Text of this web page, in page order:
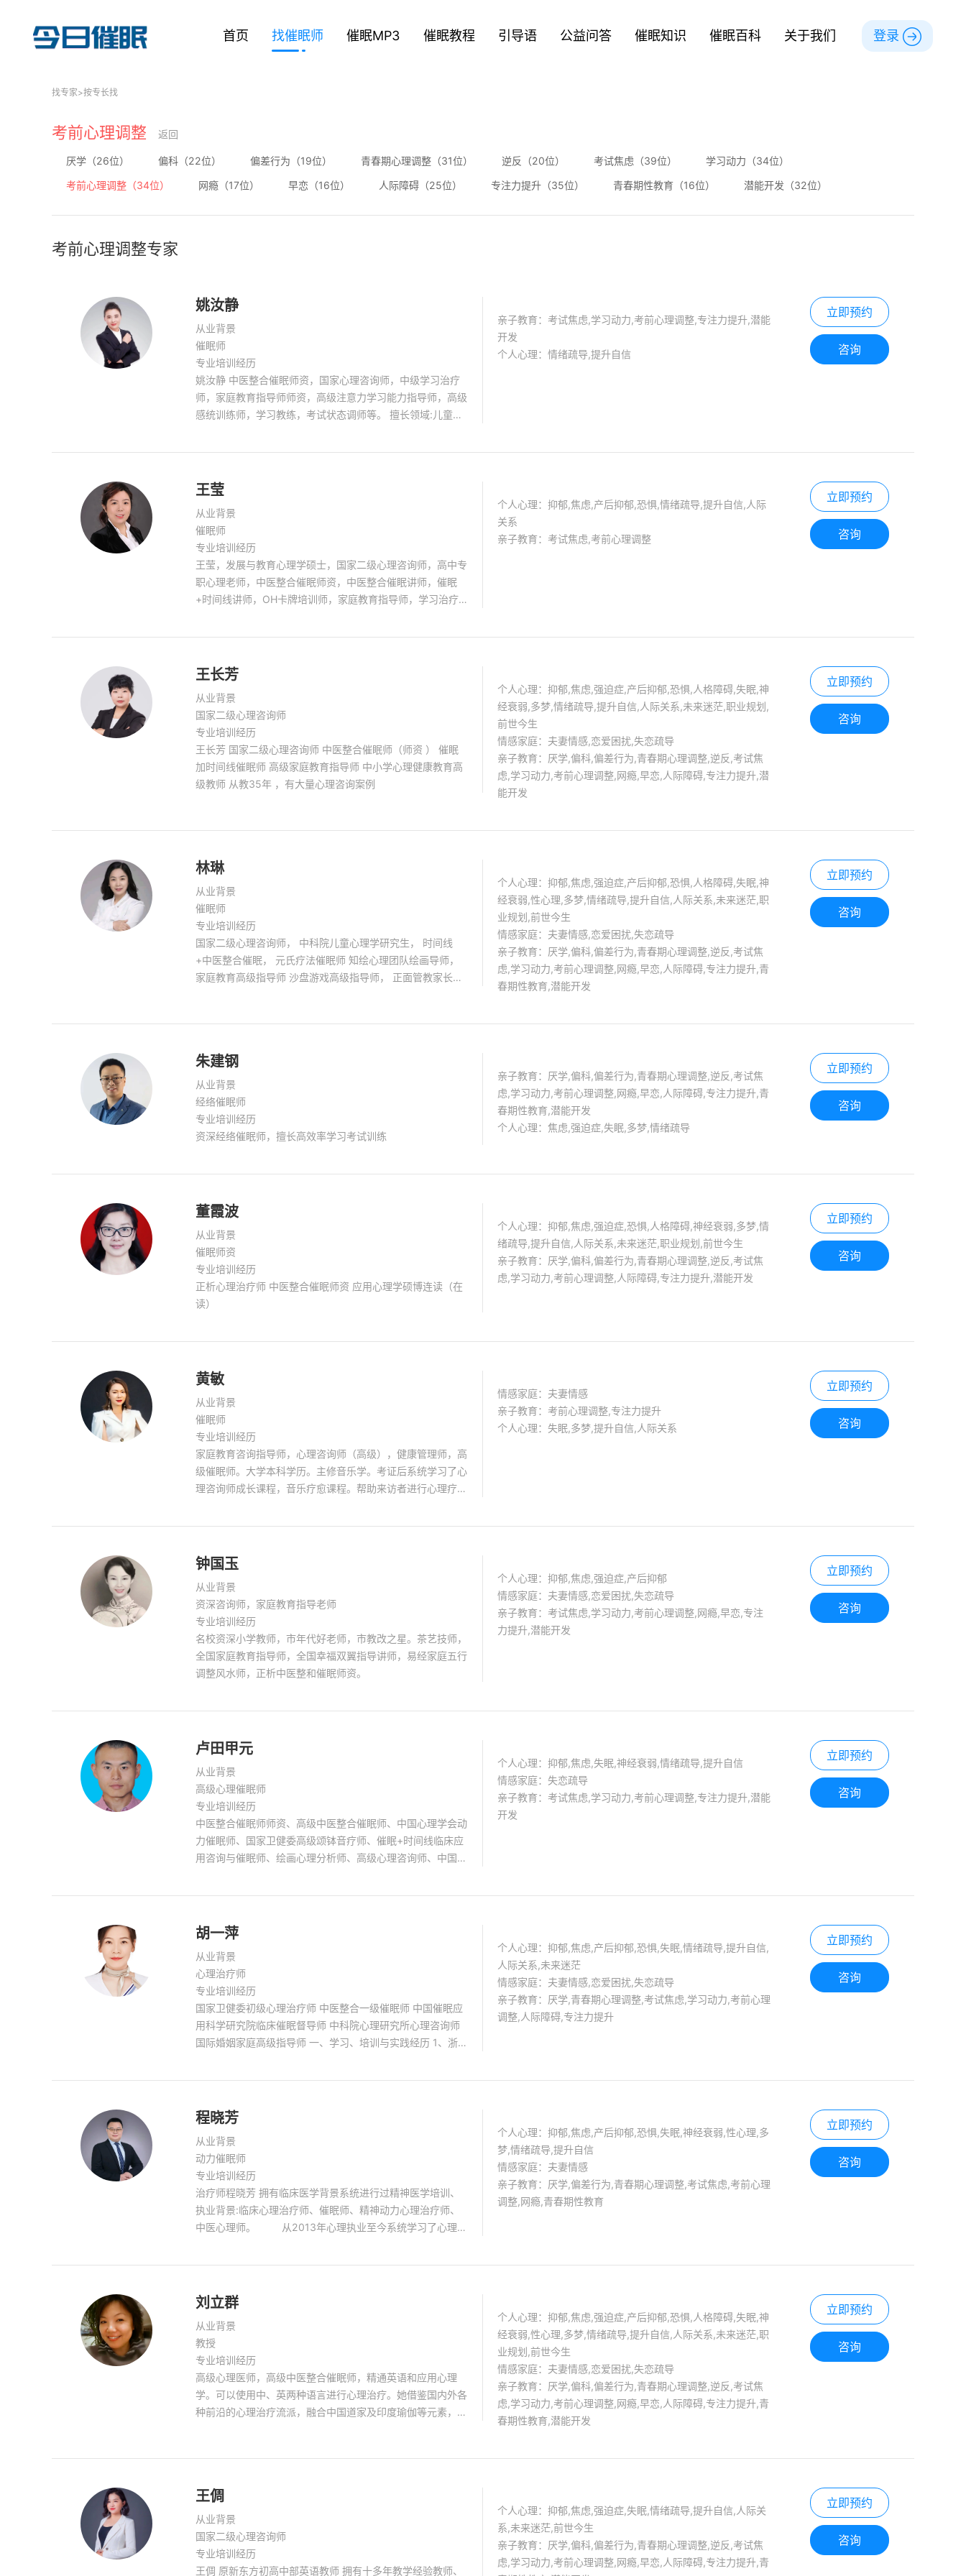
首页 找催眠师 催眠MP3 催眠教程 引导语 公益问答 催眠知识 催眠百科 关于我们 登录
找专家>按专长找
考前心理调整 返回
厌学（26位） 偏科（22位） 偏差行为（19位） 青春期心理调整（31位） 逆反（20位） 考试焦虑（39位）
学习动力（34位）
考前心理调整（34位）
网瘾（17位） 早恋（16位） 人际障碍（25位） 专注力提升（35位） 青春期性教育（16位） 潜能开发（32位）
考前心理调整专家
姚汝静
从业背景
催眠师
专业培训经历
姚汝静 中医整合催眠师资，国家心理咨询师，中级学习治疗
师，家庭教育指导师师资，高级注意力学习能力指导师，高级
感统训练师，学习教练，考试状态调师等。 擅长领域:儿童青
亲子教育：考试焦虑,学习动力,考前心理调整,专注力提升,潜能
开发
个人心理：情绪疏导,提升自信
立即预约
咨询
王莹
从业背景
催眠师
专业培训经历
王莹，发展与教育心理学硕士，国家二级心理咨询师，高中专
职心理老师，中医整合催眠师资，中医整合催眠讲师，催眠
+时间线讲师，OH卡牌培训师，家庭教育指导师，学习治疗
个人心理：抑郁,焦虑,产后抑郁,恐惧,情绪疏导,提升自信,人际
关系
亲子教育：考试焦虑,考前心理调整
立即预约
咨询
王长芳
从业背景
国家二级心理咨询师
专业培训经历
王长芳 国家二级心理咨询师 中医整合催眠师（师资 ） 催眠
加时间线催眠师 高级家庭教育指导师 中小学心理健康教育高
级教师 从教35年 ，有大量心理咨询案例
个人心理：抑郁,焦虑,强迫症,产后抑郁,恐惧,人格障碍,失眠,神
经衰弱,多梦,情绪疏导,提升自信,人际关系,未来迷茫,职业规划,
前世今生
情感家庭：夫妻情感,恋爱困扰,失恋疏导
亲子教育：厌学,偏科,偏差行为,青春期心理调整,逆反,考试焦
虑,学习动力,考前心理调整,网瘾,早恋,人际障碍,专注力提升,潜
能开发
立即预约
咨询
林琳
从业背景
催眠师
专业培训经历
国家二级心理咨询师， 中科院儿童心理学研究生， 时间线
+中医整合催眠， 元氏疗法催眠师 知绘心理团队绘画导师，
家庭教育高级指导师 沙盘游戏高级指导师， 正面管教家长和
个人心理：抑郁,焦虑,强迫症,产后抑郁,恐惧,人格障碍,失眠,神
经衰弱,性心理,多梦,情绪疏导,提升自信,人际关系,未来迷茫,职
业规划,前世今生
情感家庭：夫妻情感,恋爱困扰,失恋疏导
亲子教育：厌学,偏科,偏差行为,青春期心理调整,逆反,考试焦
虑,学习动力,考前心理调整,网瘾,早恋,人际障碍,专注力提升,青
春期性教育,潜能开发
立即预约
咨询
朱建钢
从业背景
经络催眠师
专业培训经历
资深经络催眠师，擅长高效率学习考试训练
亲子教育：厌学,偏科,偏差行为,青春期心理调整,逆反,考试焦
虑,学习动力,考前心理调整,网瘾,早恋,人际障碍,专注力提升,青
春期性教育,潜能开发
个人心理：焦虑,强迫症,失眠,多梦,情绪疏导
立即预约
咨询
董霞波
从业背景
催眠师资
专业培训经历
正析心理治疗师 中医整合催眠师资 应用心理学硕博连读（在
读）
个人心理：抑郁,焦虑,强迫症,恐惧,人格障碍,神经衰弱,多梦,情
绪疏导,提升自信,人际关系,未来迷茫,职业规划,前世今生
亲子教育：厌学,偏科,偏差行为,青春期心理调整,逆反,考试焦
虑,学习动力,考前心理调整,人际障碍,专注力提升,潜能开发
立即预约
咨询
黄敏
从业背景
催眠师
专业培训经历
家庭教育咨询指导师，心理咨询师（高级），健康管理师，高
级催眠师。大学本科学历。主修音乐学。考证后系统学习了心
理咨询师成长课程，音乐疗愈课程。帮助来访者进行心理疗
情感家庭：夫妻情感
亲子教育：考前心理调整,专注力提升
个人心理：失眠,多梦,提升自信,人际关系
立即预约
咨询
钟国玉
从业背景
资深咨询师，家庭教育指导老师
专业培训经历
名校资深小学教师，市年代好老师，市教改之星。茶艺技师，
全国家庭教育指导师，全国幸福双翼指导讲师，易经家庭五行
调整风水师，正析中医整和催眠师资。
个人心理：抑郁,焦虑,强迫症,产后抑郁
情感家庭：夫妻情感,恋爱困扰,失恋疏导
亲子教育：考试焦虑,学习动力,考前心理调整,网瘾,早恋,专注
力提升,潜能开发
立即预约
咨询
卢田甲元
从业背景
高级心理催眠师
专业培训经历
中医整合催眠师师资、高级中医整合催眠师、中国心理学会动
力催眠师、国家卫健委高级颂钵音疗师、催眠+时间线临床应
用咨询与催眠师、绘画心理分析师、高级心理咨询师、中国催
个人心理：抑郁,焦虑,失眠,神经衰弱,情绪疏导,提升自信
情感家庭：失恋疏导
亲子教育：考试焦虑,学习动力,考前心理调整,专注力提升,潜能
开发
立即预约
咨询
胡一萍
从业背景
心理治疗师
专业培训经历
国家卫健委初级心理治疗师 中医整合一级催眠师 中国催眠应
用科学研究院临床催眠督导师 中科院心理研究所心理咨询师
国际婚姻家庭高级指导师 一、学习、培训与实践经历 1、浙江
专家医生助理（2019） 5、杭州市第七医院危机干预中心热
线咨询员（2019） 6、好大夫互联网医院医生助理（2020）
7、职业技能等级证书健康管理师三级（2021） 8、好心情互
联网医院心理治疗师（2021） 9、浙江省儿童青少年心理委
员会咨询师学组（2022） 10、全省社会心理服务信息平台
“浙里心晴”心理咨询师专家团队（2022） 11、精神分析理论
和督导李晓驷师徒班两年（2023） 12、东方心理分析研究院
后选荣格分析师系统培训高级组三年（2023） 13、珍爱心理
案督导，团体体验和团体督导，长程培训， 如：荣格分析心
解梦。短程培训，如： 危机干预、非药物疗法等卫计系统继
教培训。
个人心理：抑郁,焦虑,产后抑郁,恐惧,失眠,情绪疏导,提升自信,
人际关系,未来迷茫
情感家庭：夫妻情感,恋爱困扰,失恋疏导
亲子教育：厌学,青春期心理调整,考试焦虑,学习动力,考前心理
调整,人际障碍,专注力提升
立即预约
咨询
程晓芳
从业背景
动力催眠师
专业培训经历
治疗师程晓芳 拥有临床医学背景系统进行过精神医学培训、
执业背景:临床心理治疗师、催眠师、精神动力心理治疗师、
中医心理师。 从2013年心理执业至今系统学习了心理咨
办的福建微笑天使心理咨询荣获2022年“专业心理咨询室”同
城网络评选大赛，专业心理咨询室第三名。
个人心理：抑郁,焦虑,产后抑郁,恐惧,失眠,神经衰弱,性心理,多
梦,情绪疏导,提升自信
情感家庭：夫妻情感
亲子教育：厌学,偏差行为,青春期心理调整,考试焦虑,考前心理
调整,网瘾,青春期性教育
立即预约
咨询
刘立群
从业背景
教授
专业培训经历
高级心理医师，高级中医整合催眠师，精通英语和应用心理
学。可以使用中、英两种语言进行心理治疗。她借鉴国内外各
种前沿的心理治疗流派，融合中国道家及印度瑜伽等元素，探
瑜伽、正念冥想、意象疗愈！
个人心理：抑郁,焦虑,强迫症,产后抑郁,恐惧,人格障碍,失眠,神
经衰弱,性心理,多梦,情绪疏导,提升自信,人际关系,未来迷茫,职
业规划,前世今生
情感家庭：夫妻情感,恋爱困扰,失恋疏导
亲子教育：厌学,偏科,偏差行为,青春期心理调整,逆反,考试焦
虑,学习动力,考前心理调整,网瘾,早恋,人际障碍,专注力提升,青
春期性教育,潜能开发
立即预约
咨询
王倜
从业背景
国家二级心理咨询师
专业培训经历
王倜 原新东方初高中部英语教师 拥有十多年教学经验教师、
个人心理：抑郁,焦虑,强迫症,失眠,情绪疏导,提升自信,人际关
系,未来迷茫,前世今生
亲子教育：厌学,偏科,偏差行为,青春期心理调整,逆反,考试焦
虑,学习动力,考前心理调整,网瘾,早恋,人际障碍,专注力提升,青
立即预约
咨询